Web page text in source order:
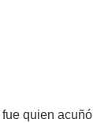
fue quien acuñó